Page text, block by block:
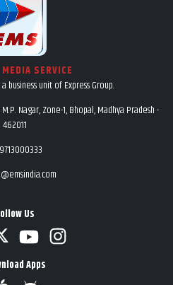
SERVICE
business unit of Express Group.
Nagar, Zone-1, Bhopal, Madhya Pradesh -
462011
Us
Apps